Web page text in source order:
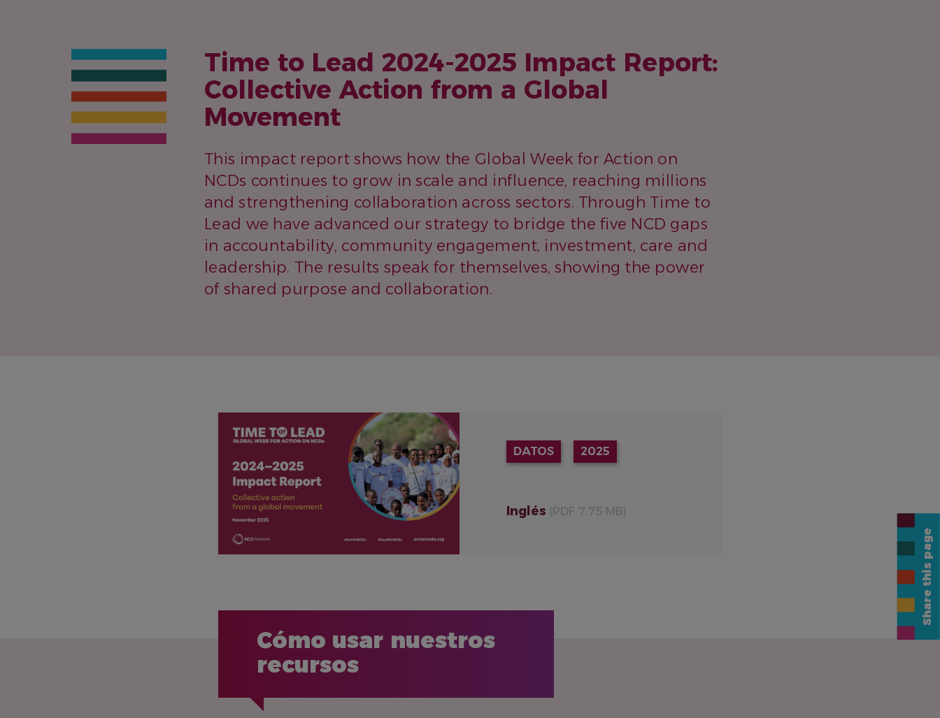
Time to Lead 2024-2025 Impact Report:
Collective Action from a Global
Movement
This impact report shows how the Global Week for Action on
NCDs continues to grow in scale and influence, reaching millions
and strengthening collaboration across sectors. Through Time to
Lead we have advanced our strategy to bridge the five NCD gaps
in accountability, community engagement, investment, care and
leadership. The results speak for themselves, showing the power
of shared purpose and collaboration.
DATOS 2025
Inglés (PDF 7.75 MB)
Cómo usar nuestros
recursos
Share this page